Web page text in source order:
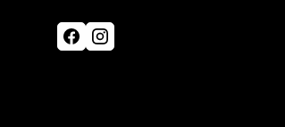
FacebookInstagram